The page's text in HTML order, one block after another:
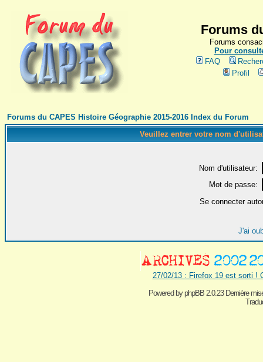
Forums
Forums
Pour
FAQ
Profil
Forums du CAPES Histoire Géographie 2015-2016 Index du Forum
Veuillez entrer votre nom
Nom d'utilisateur:
Mot de passe:
Se connecter
J'ai
27/02/13 : Firefox 19 est sorti !
Powered byphpBB 2.0.23 Dernière